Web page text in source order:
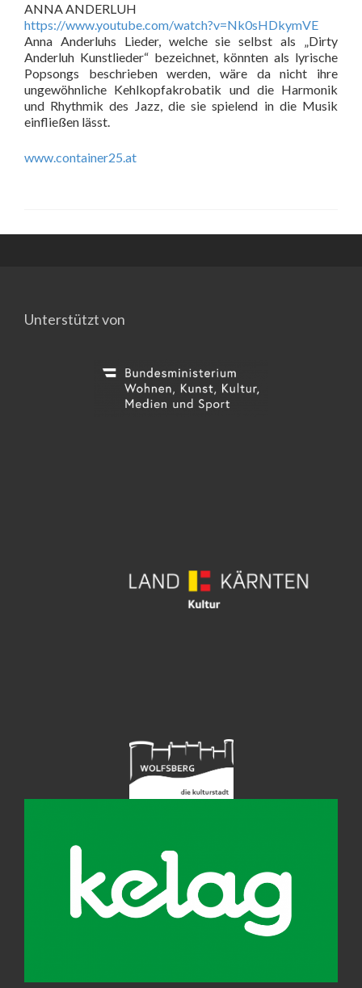
ANNA ANDERLUH
https://www.youtube.com/watch?v=Nk0sHDkymVE
Anna Anderluhs Lieder, welche sie selbst als „Dirty
Anderluh Kunstlieder“ bezeichnet, könnten als lyrische
Popsongs beschrieben werden, wäre da nicht ihre
ungewöhnliche Kehlkopfakrobatik und die Harmonik
und Rhythmik des Jazz, die sie spielend in die Musik
einfließen lässt.
www.container25.at
Unterstützt von